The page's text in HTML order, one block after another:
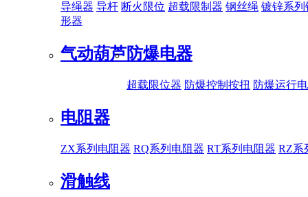
导绳器 导杆 断火限位 超载限制器 钢丝绳 镀锌系列
形器
气动葫芦防爆电器
超载限位器 防爆控制按扭 防爆运行
电阻器
ZX系列电阻器 RQ系列电阻器 RT系列电阻器 RZ系
滑触线